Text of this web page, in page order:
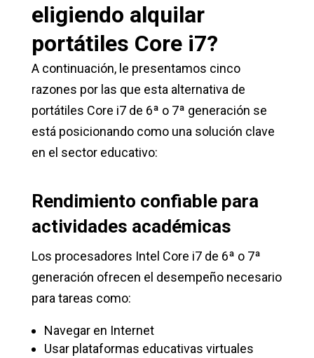
eligiendo alquilar
portátiles Core i7?
A continuación, le presentamos cinco
razones por las que esta alternativa de
portátiles Core i7 de 6ª o 7ª generación se
está posicionando como una solución clave
en el sector educativo:
Rendimiento confiable para
actividades académicas
Los procesadores Intel Core i7 de 6ª o 7ª
generación ofrecen el desempeño necesario
para tareas como:
Navegar en Internet
Usar plataformas educativas virtuales